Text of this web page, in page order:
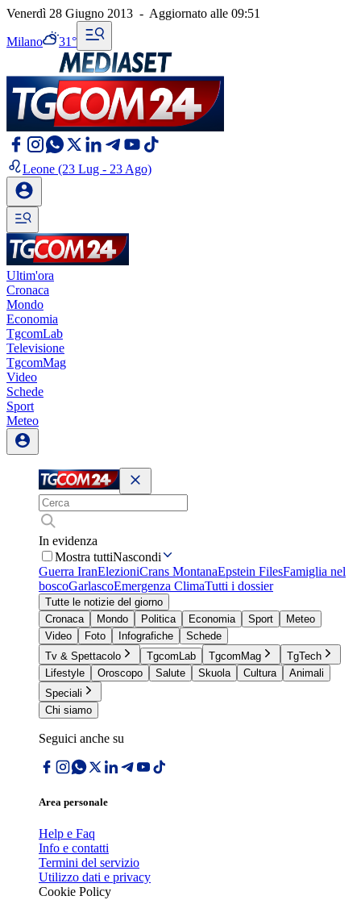
Venerdì 28 Giugno 2013 - Aggiornato alle 09:51
Milano 31°
Leone (23 Lug - 23 Ago)
Ultim'ora
Cronaca
Mondo
Economia
TgcomLab
Televisione
TgcomMag
Video
Schede
Sport
Meteo
In evidenza
Mostra tuttiNascondi
Guerra IranElezioniCrans MontanaEpstein FilesFamiglia nel
boscoGarlascoEmergenza ClimaTutti i dossier
Tutte le notizie del giorno
Cronaca
Mondo Politica Economia Sport
Meteo
Video
Foto Infografiche
Schede
Tv & Spettacolo
TgcomLab TgcomMag
TgTech
Lifestyle
Oroscopo Salute Skuola Cultura
Animali
Speciali
Chi siamo
Seguici anche su
Area personale
Help e Faq
Info e contatti
Termini del servizio
Utilizzo dati e privacy
Cookie Policy